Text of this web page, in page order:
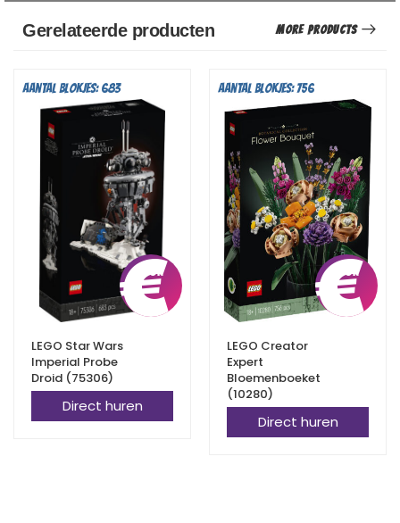
Gerelateerde producten More Products
Aantal blokjes: 683
€5,75
LEGO Star Wars
Imperial Probe
Droid (75306)
Direct huren
Aantal blokjes: 756
€
LEGO Creator
Expert
Bloemenboeket
(10280)
Direct huren